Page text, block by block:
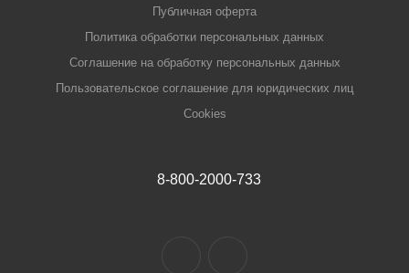
Публичная оферта
Политика обработки персональных данных
Соглашение на обработку персональных данных
Пользовательское соглашение для юридических лиц
Cookies
8-800-2000-733